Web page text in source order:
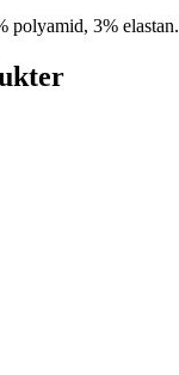
polyamid, 3% elastan.